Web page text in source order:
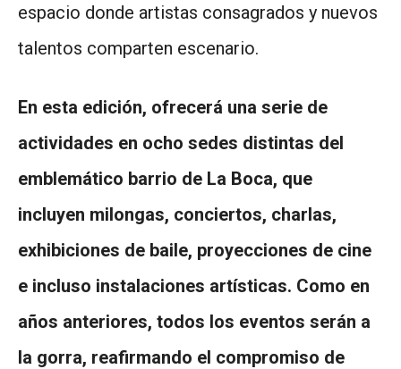
espacio donde artistas consagrados y nuevos
talentos comparten escenario.
En esta edición, ofrecerá una serie de
actividades en ocho sedes distintas del
emblemático barrio de La Boca, que
incluyen milongas, conciertos, charlas,
exhibiciones de baile, proyecciones de cine
e incluso instalaciones artísticas. Como en
años anteriores, todos los eventos serán a
la gorra, reafirmando el compromiso de